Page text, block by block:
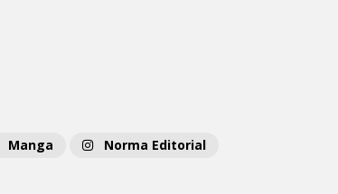
Manga
Norma Editorial